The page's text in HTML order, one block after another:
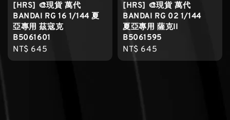
[HRS] 🎨現貨 萬代
BANDAI RG 16 1/144 夏
亞專用 茲寇克
B5061601
Regular
price
NT$ 645
[HRS] 🎨現貨 萬代
BANDAI RG 02 1/144
夏亞專用 薩克II
B5061595
Regular
price
NT$ 645